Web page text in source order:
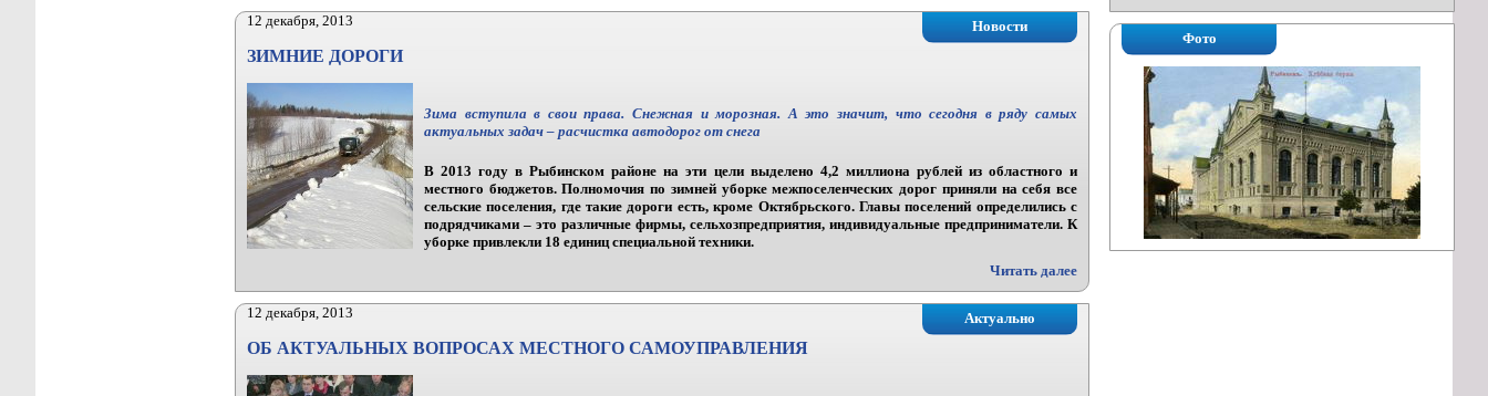
Новости
12 декабря, 2013
ЗИМНИЕ ДОРОГИ
Зима вступила в свои права. Снежная и морозная. А это значит, что сегодня в ряду самых
актуальных задач – расчистка автодорог от снега
В 2013 году в Рыбинском районе на эти цели выделено 4,2 миллиона рублей из областного и
местного бюджетов. Полномочия по зимней уборке межпоселенческих дорог приняли на себя все
сельские поселения, где такие дороги есть, кроме Октябрьского. Главы поселений определились с
подрядчиками – это различные фирмы, сельхозпредприятия, индивидуальные предприниматели. К
уборке привлекли 18 единиц специальной техники.
Читать далее
Актуально
12 декабря, 2013
ОБ АКТУАЛЬНЫХ ВОПРОСАХ МЕСТНОГО САМОУПРАВЛЕНИЯ
Фото